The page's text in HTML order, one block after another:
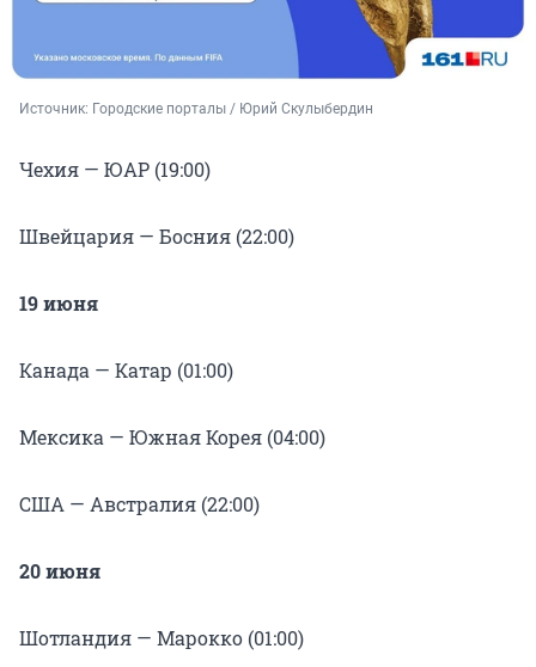
Источник: Городские порталы / Юрий Скулыбердин
Чехия — ЮАР (19:00)
Швейцария — Босния (22:00)
19 июня
Канада — Катар (01:00)
Мексика — Южная Корея (04:00)
США — Австралия (22:00)
20 июня
Шотландия — Марокко (01:00)